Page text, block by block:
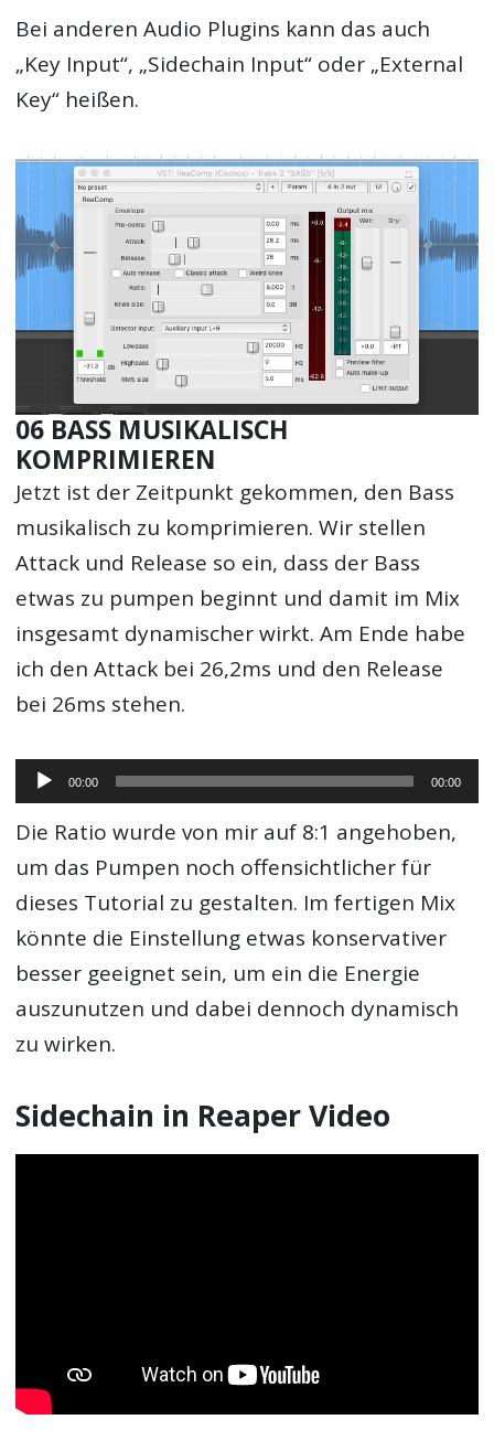
Bei anderen Audio Plugins kann das auch
„Key Input“, „Sidechain Input“ oder „External
Key“ heißen.
06 BASS MUSIKALISCH
KOMPRIMIEREN
Jetzt ist der Zeitpunkt gekommen, den Bass
musikalisch zu komprimieren. Wir stellen
Attack und Release so ein, dass der Bass
etwas zu pumpen beginnt und damit im Mix
insgesamt dynamischer wirkt. Am Ende habe
ich den Attack bei 26,2ms und den Release
bei 26ms stehen.
Audio-
Player
00:00 00:00
Die Ratio wurde von mir auf 8:1 angehoben,
um das Pumpen noch offensichtlicher für
dieses Tutorial zu gestalten. Im fertigen Mix
könnte die Einstellung etwas konservativer
besser geeignet sein, um ein die Energie
auszunutzen und dabei dennoch dynamisch
zu wirken.
Sidechain in Reaper Video